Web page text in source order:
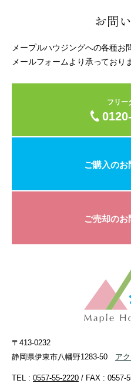
お問
メープルハウジングへの各種お
メールフォームより承っており
フリー
ご購入のお
ご売却の
〒413-0232
静岡県伊東市八幡野1283-50
ア
TEL : 0557-55-2220 / FAX : 0557-